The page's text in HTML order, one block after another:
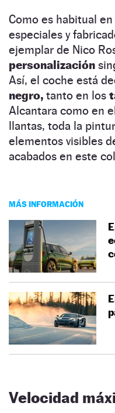
Como es habitual
especiales y
ejemplar de Nico
personalización
Así, el coche está
negro, tanto en los
Alcantara como en
llantas, toda la
elementos visibles
acabados en este
MÁS INFORMACIÓN
Velocidad